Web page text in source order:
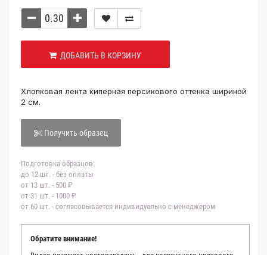
ДОБАВИТЬ В КОРЗИНУ
Хлопковая лента киперная персикового оттенка шириной
2 см.
Получить образец
Подготовка образцов:
до 12 шт. - без оплаты
от 13 шт. - 500 ₽
от 31 шт. - 1000 ₽
от 60 шт. - согласовывается индивидуально с менеджером
Обратите внимание!